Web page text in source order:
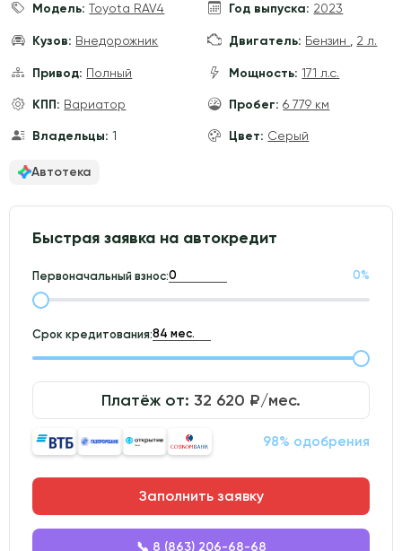
Модель: Toyota RAV4 Год выпуска: 2023
Кузов: Внедорожник Двигатель: Бензин 2 л.
Привод: Полный Мощность: 171 л.с.
КПП: Вариатор Пробег: 6 779 км
Владельцы: 1 Цвет: Серый
Автотека
Быстрая заявка на автокредит
Первоначальный взнос: 0%
Срок кредитования:
Платёж от: 32 620 ₽/мес.
98% одобрения
Заполнить заявку
📞 8 (863) 206-68-68